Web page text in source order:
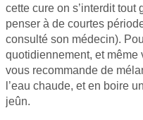
cette cure on s’interdit tout
penser à de courtes
consulté son médecin).
quotidiennement, et
vous recommande de
l’eau chaude, et en boire
jeûn.